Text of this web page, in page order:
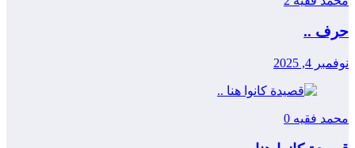
حرف ..
نوفمبر 4, 2025
محمد فقيه 0